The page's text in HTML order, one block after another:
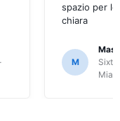
spazio per
chiara
M
Sixt